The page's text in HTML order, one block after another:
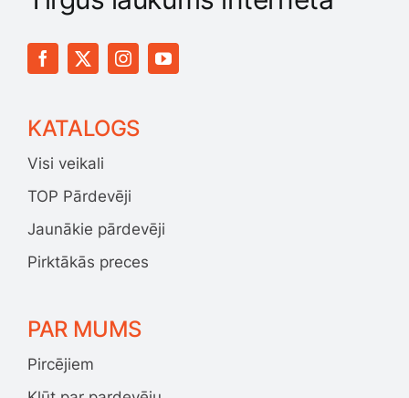
KATALOGS
Visi veikali
TOP Pārdevēji
Jaunākie pārdevēji
Pirktākās preces
PAR MUMS
Pircējiem